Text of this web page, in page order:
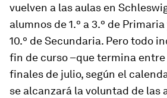
vuelven a las aulas en
alumnos de 1.º a 3.º de Primaria
10.º de Secundaria. Pero todo
fin de curso –que termina
finales de julio, según el
se alcanzará la voluntad de las